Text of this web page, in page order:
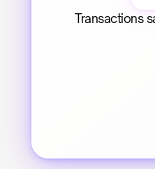
Transactions